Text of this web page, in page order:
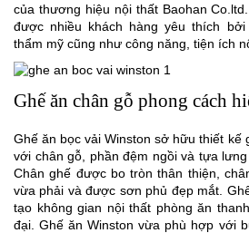
của thương hiệu nội thất Baohan
được nhiều khách hàng yêu thích
thẩm mỹ cũng như công năng, tiện ích
Ghế ăn chân gỗ phong cách
Ghế ăn bọc vải Winston sở hữu thiết kế
với chân gỗ, phần đệm ngồi và tựa
Chân ghế được bo tròn thân thiện,
vừa phải và được sơn phủ đẹp mắt.
tạo không gian nội thất phòng ăn
đại. Ghế ăn Winston vừa phù hợp với